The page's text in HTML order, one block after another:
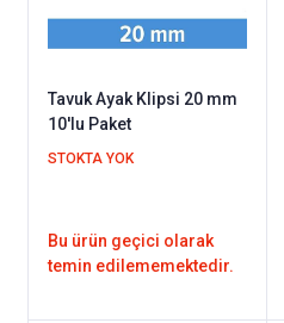
Tavuk Ayak Klipsi 20 mm
10'lu Paket
STOKTA YOK
Bu ürün geçici olarak
temin edilememektedir.